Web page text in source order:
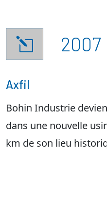
l 2007
Axfil
Bohin Industrie
dans une nouvelle
km de son lieu